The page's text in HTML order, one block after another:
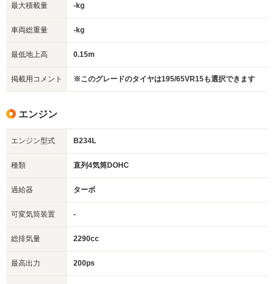
最大積載量 -kg
車両総重量 -kg
最低地上高 0.15m
掲載用コメント ※このグレードのタイヤは195/65VR15も選択できます
エンジン
エンジン型式 B234L
種類 直列4気筒DOHC
過給器 ターボ
可変気筒装置 -
総排気量 2290cc
最高出力 200ps